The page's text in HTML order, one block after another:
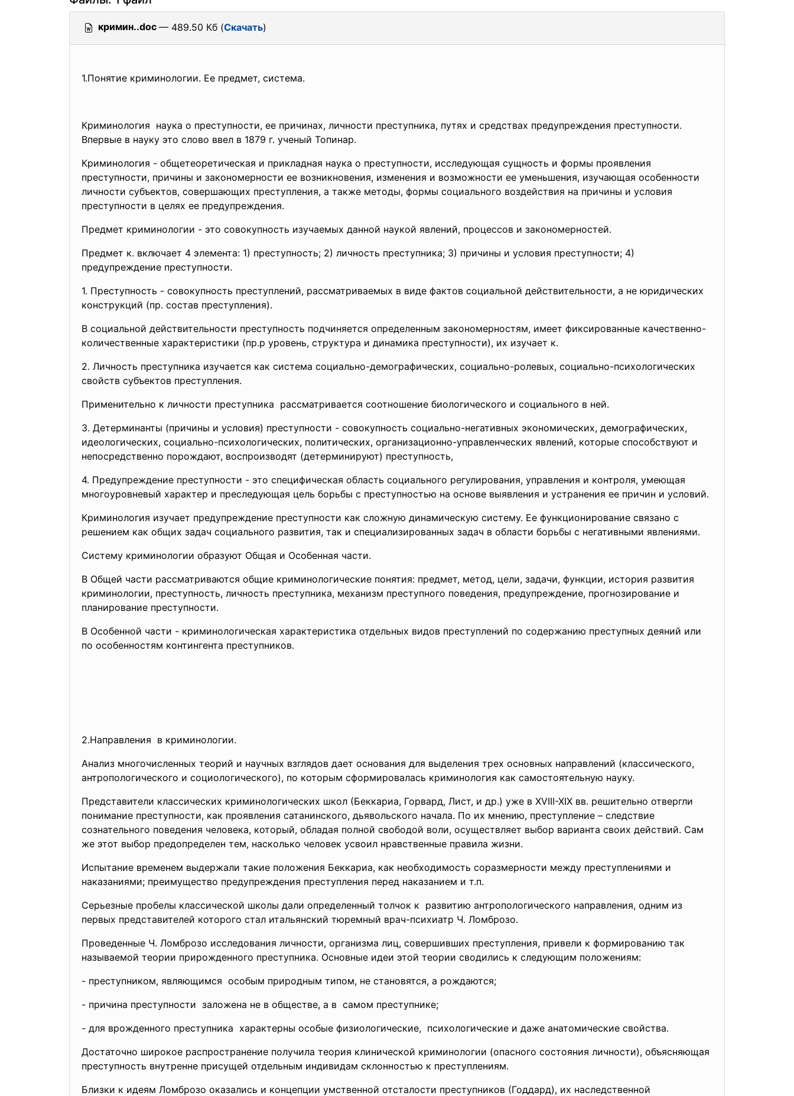
кримин..doc — 489.50 Кб (Скачать)
1.Понятие криминологии. Ее предмет, система.
Криминология наука о преступности, ее причинах, личности преступника, путях и средствах предупреждения преступности.
Впервые в науку это слово ввел в 1879 г. ученый Топинар.
Криминология - общетеоретическая и прикладная наука о преступности, исследующая сущность и формы проявления
преступности, причины и закономерности ее возникновения, изменения и возможности ее уменьшения, изучающая особенности
личности субъектов, совершающих преступления, а также методы, формы социального воздействия на причины и условия
преступности в целях ее предупреждения.
Предмет криминологии - это совокупность изучаемых данной наукой явлений, процессов и закономерностей.
Предмет к. включает 4 элемента: 1) преступность; 2) личность преступника; 3) причины и условия преступности; 4)
предупреждение преступности.
1. Преступность - совокупность преступлений, рассматриваемых в виде фактов социальной действительности, а не юридических
конструкций (пр. состав преступления).
В социальной действительности преступность подчиняется определенным закономерностям, имеет фиксированные качественно-
количественные характеристики (пр.р уровень, структура и динамика преступности), их изучает к.
2. Личность преступника изучается как система социально-демографических, социально-ролевых, социально-психологических
свойств субъектов преступления.
Применительно к личности преступника рассматривается соотношение биологического и социального в ней.
3. Детерминанты (причины и условия) преступности - совокупность социально-негативных экономических, демографических,
идеологических, социально-психологических, политических, организационно-управленческих явлений, которые способствуют и
непосредственно порождают, воспроизводят (детерминируют) преступность,
4. Предупреждение преступности - это специфическая область социального регулирования, управления и контроля, умеющая
многоуровневый характер и преследующая цель борьбы с преступностью на основе выявления и устранения ее причин и условий.
Криминология изучает предупреждение преступности как сложную динамическую систему. Ее функционирование связано с
решением как общих задач социального развития, так и специализированных задач в области борьбы с негативными явлениями.
Систему криминологии образуют Общая и Особенная части.
В Общей части рассматриваются общие криминологические понятия: предмет, метод, цели, задачи, функции, история развития
криминологии, преступность, личность преступника, механизм преступного поведения, предупреждение, прогнозирование и
планирование преступности.
В Особенной части - криминологическая характеристика отдельных видов преступлений по содержанию преступных деяний или
по особенностям контингента преступников.
2.Направления в криминологии.
Анализ многочисленных теорий и научных взглядов дает основания для выделения трех основных направлений (классического,
антропологического и социологического), по которым сформировалась криминология как самостоятельную науку.
Представители классических криминологических школ (Беккариа, Горвард, Лист, и др.) уже в XVIII-XIX вв. решительно отвергли
понимание преступности, как проявления сатанинского, дьявольского начала. По их мнению, преступление – следствие
сознательного поведения человека, который, обладая полной свободой воли, осуществляет выбор варианта своих действий. Сам
же этот выбор предопределен тем, насколько человек усвоил нравственные правила жизни.
Испытание временем выдержали такие положения Беккариа, как необходимость соразмерности между преступлениями и
наказаниями; преимущество предупреждения преступления перед наказанием и т.п.
Серьезные пробелы классической школы дали определенный толчок к развитию антропологического направления, одним из
первых представителей которого стал итальянский тюремный врач-психиатр Ч. Ломброзо.
Проведенные Ч. Ломброзо исследования личности, организма лиц, совершивших преступления, привели к формированию так
называемой теории прирожденного преступника. Основные идеи этой теории сводились к следующим положениям:
- преступником, являющимся особым природным типом, не становятся, а рождаются;
- причина преступности заложена не в обществе, а в самом преступнике;
- для врожденного преступника характерны особые физиологические, психологические и даже анатомические свойства.
Достаточно широкое распространение получила теория клинической криминологии (опасного состояния личности), объясняющая
преступность внутренне присущей отдельным индивидам склонностью к преступлениям.
Близки к идеям Ломброзо оказались и концепции умственной отсталости преступников (Годдард), их наследственной